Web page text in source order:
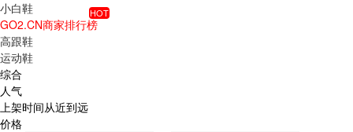
小白鞋
GO2.CN商家排行榜
HOT
高跟鞋
运动鞋
综合
人气
上架时间从近到远
价格